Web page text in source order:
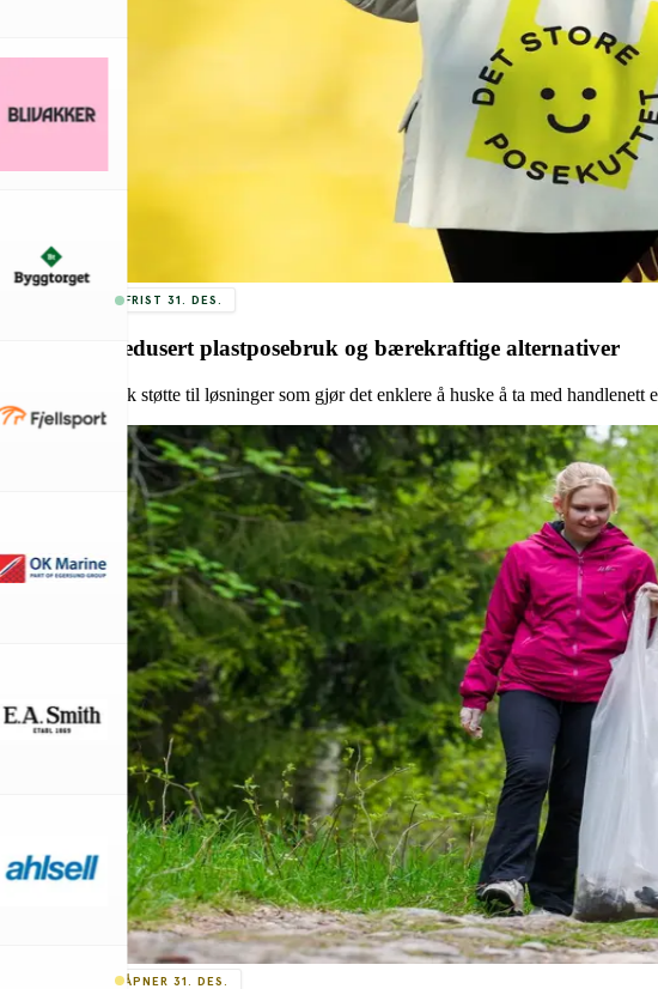
FRIST 31. DES.
Redusert plastposebruk og bærekraftige alternativer
Søk støtte til løsninger som gjør det enklere å huske å ta med handlenett
ÅPNER 31. DES.